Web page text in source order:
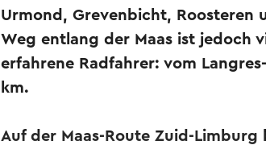
Urmond, Grevenbicht, Roosteren
Weg entlang der Maas ist jedoch
erfahrene Radfahrer: vom
km.
Auf der Maas-Route Zuid-Limburg